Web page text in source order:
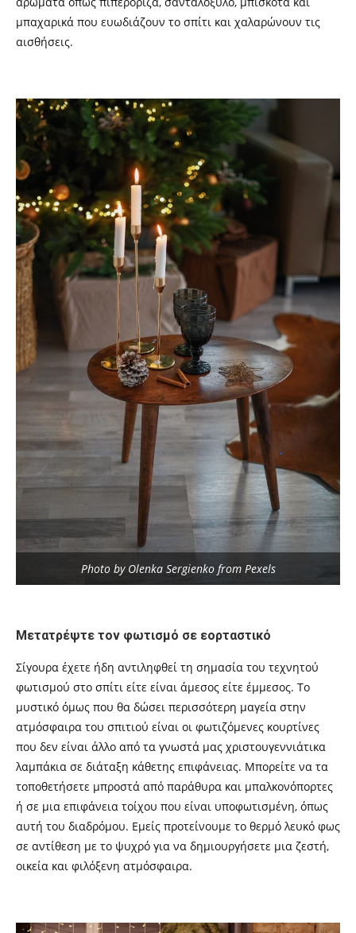
μπαχαρικά που ευωδιάζουν το σπίτι και χαλαρώνουν τις
αισθήσεις.
Photo by Olenka Sergienko from Pexels
Μετατρέψτε τον φωτισμό σε εορταστικό
Σίγουρα έχετε ήδη αντιληφθεί τη σημασία του τεχνητού
φωτισμού στο σπίτι είτε είναι άμεσος είτε έμμεσος. Το
μυστικό όμως που θα δώσει περισσότερη μαγεία στην
ατμόσφαιρα του σπιτιού είναι οι φωτιζόμενες κουρτίνες
που δεν είναι άλλο από τα γνωστά μας χριστουγεννιάτικα
λαμπάκια σε διάταξη κάθετης επιφάνειας. Μπορείτε να τα
τοποθετήσετε μπροστά από παράθυρα και μπαλκονόπορτες
ή σε μια επιφάνεια τοίχου που είναι υποφωτισμένη, όπως
αυτή του διαδρόμου. Εμείς προτείνουμε το θερμό λευκό φως
σε αντίθεση με το ψυχρό για να δημιουργήσετε μια ζεστή,
οικεία και φιλόξενη ατμόσφαιρα.